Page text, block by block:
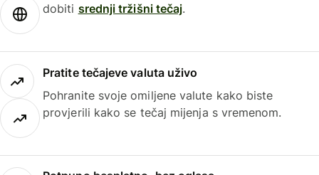
dobiti srednji tržišni tečaj.
Pratite tečajeve valuta uživo
Pohranite svoje omiljene valute kako biste
provjerili kako se tečaj mijenja s vremenom.